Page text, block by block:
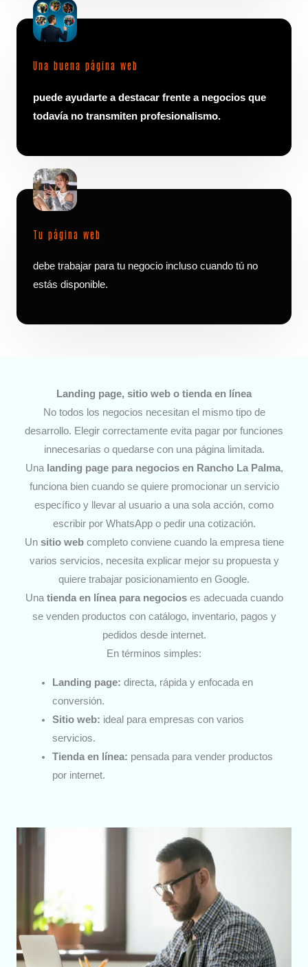
Una buena página web
puede ayudarte a destacar frente a negocios que
todavía no transmiten profesionalismo.
Tu página web
debe trabajar para tu negocio incluso cuando tú no
estás disponible.
Landing page, sitio web o tienda en línea
No todos los negocios necesitan el mismo tipo de
desarrollo. Elegir correctamente evita pagar por funciones
innecesarias o quedarse con una página limitada.
Una landing page para negocios en Rancho La Palma,
funciona bien cuando se quiere promocionar un servicio
específico y llevar al usuario a una sola acción, como
escribir por WhatsApp o pedir una cotización.
Un sitio webcompleto conviene cuando la empresa tiene
varios servicios, necesita explicar mejor su propuesta y
quiere trabajar posicionamiento en Google.
Una tienda en línea para negocioses adecuada cuando
se venden productos con catálogo, inventario, pagos y
pedidos desde internet.
En términos simples:
Landing page: directa, rápida y enfocada en
conversión.
Sitio web: ideal para empresas con varios
servicios.
Tienda en línea: pensada para vender productos
por internet.